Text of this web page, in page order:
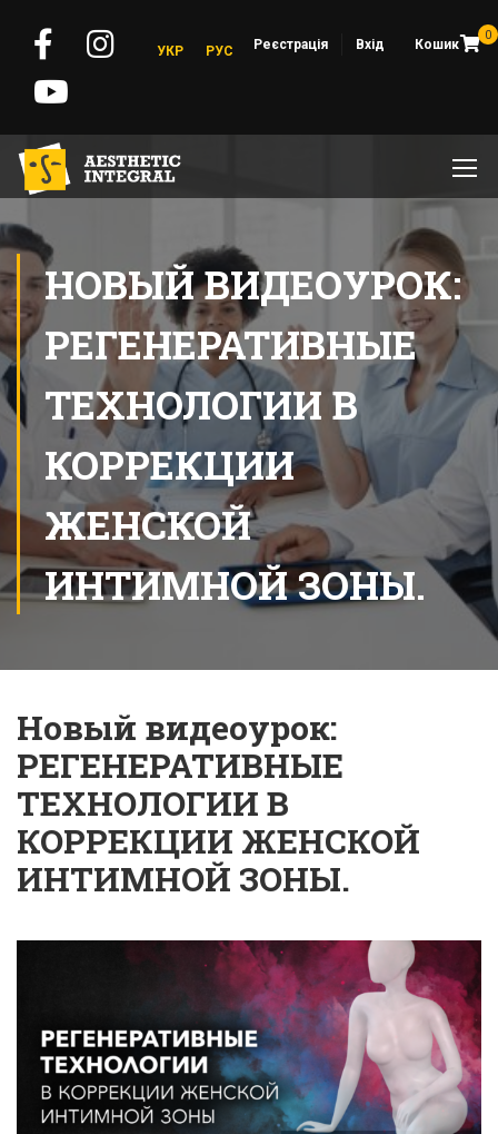
0
Реєстрація Вхід Кошик
УКР РУС
НОВЫЙ ВИДЕОУРОК:
РЕГЕНЕРАТИВНЫЕ
ТЕХНОЛОГИИ В
КОРРЕКЦИИ
ЖЕНСКОЙ
ИНТИМНОЙ ЗОНЫ.
Новый видеоурок:
РЕГЕНЕРАТИВНЫЕ
ТЕХНОЛОГИИ В
КОРРЕКЦИИ ЖЕНСКОЙ
ИНТИМНОЙ ЗОНЫ.